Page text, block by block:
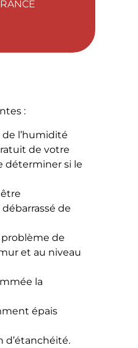
:
l’humidité
de votre
déterminer si le
de
de
et au niveau
la
épais
d’étanchéité.